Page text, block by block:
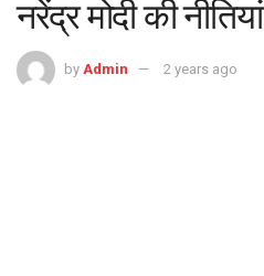
नरेंद्र मोदी की नीतियां
by Admin 2 years ago